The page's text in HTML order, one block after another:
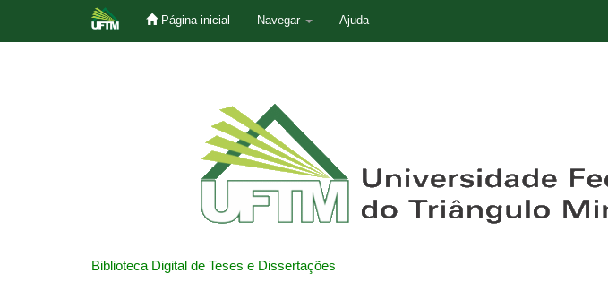
Página inicial Navegar Ajuda
Biblioteca Digital de Teses e Dissertações